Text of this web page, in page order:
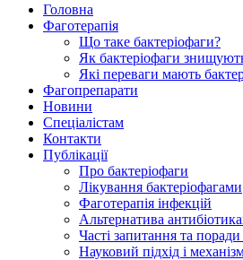
Головна
Фаготерапія
Що таке бактеріофаги?
Як бактеріофаги знищують
Які переваги мають
Фагопрепарати
Новини
Спеціалістам
Контакти
Публікації
Про бактеріофаги
Лікування бактеріофагами
Фаготерапія інфекцій
Альтернатива
Часті запитання та поради
Науковий підхід і